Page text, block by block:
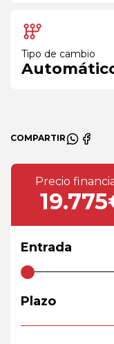
Tipo de cambio
COMPARTIR
Precio
Entrada
Plazo